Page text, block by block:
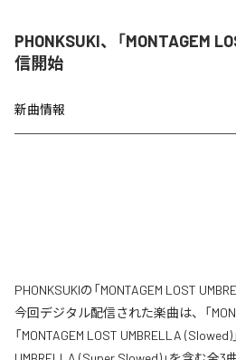
PHONKSUKI、「MONTAGEM
信開始
新曲情報
PHONKSUKIの「MONTAGEM LOST
今回デジタル配信された楽曲は、「
「MONTAGEM LOST UMBRELLA (Slowed)